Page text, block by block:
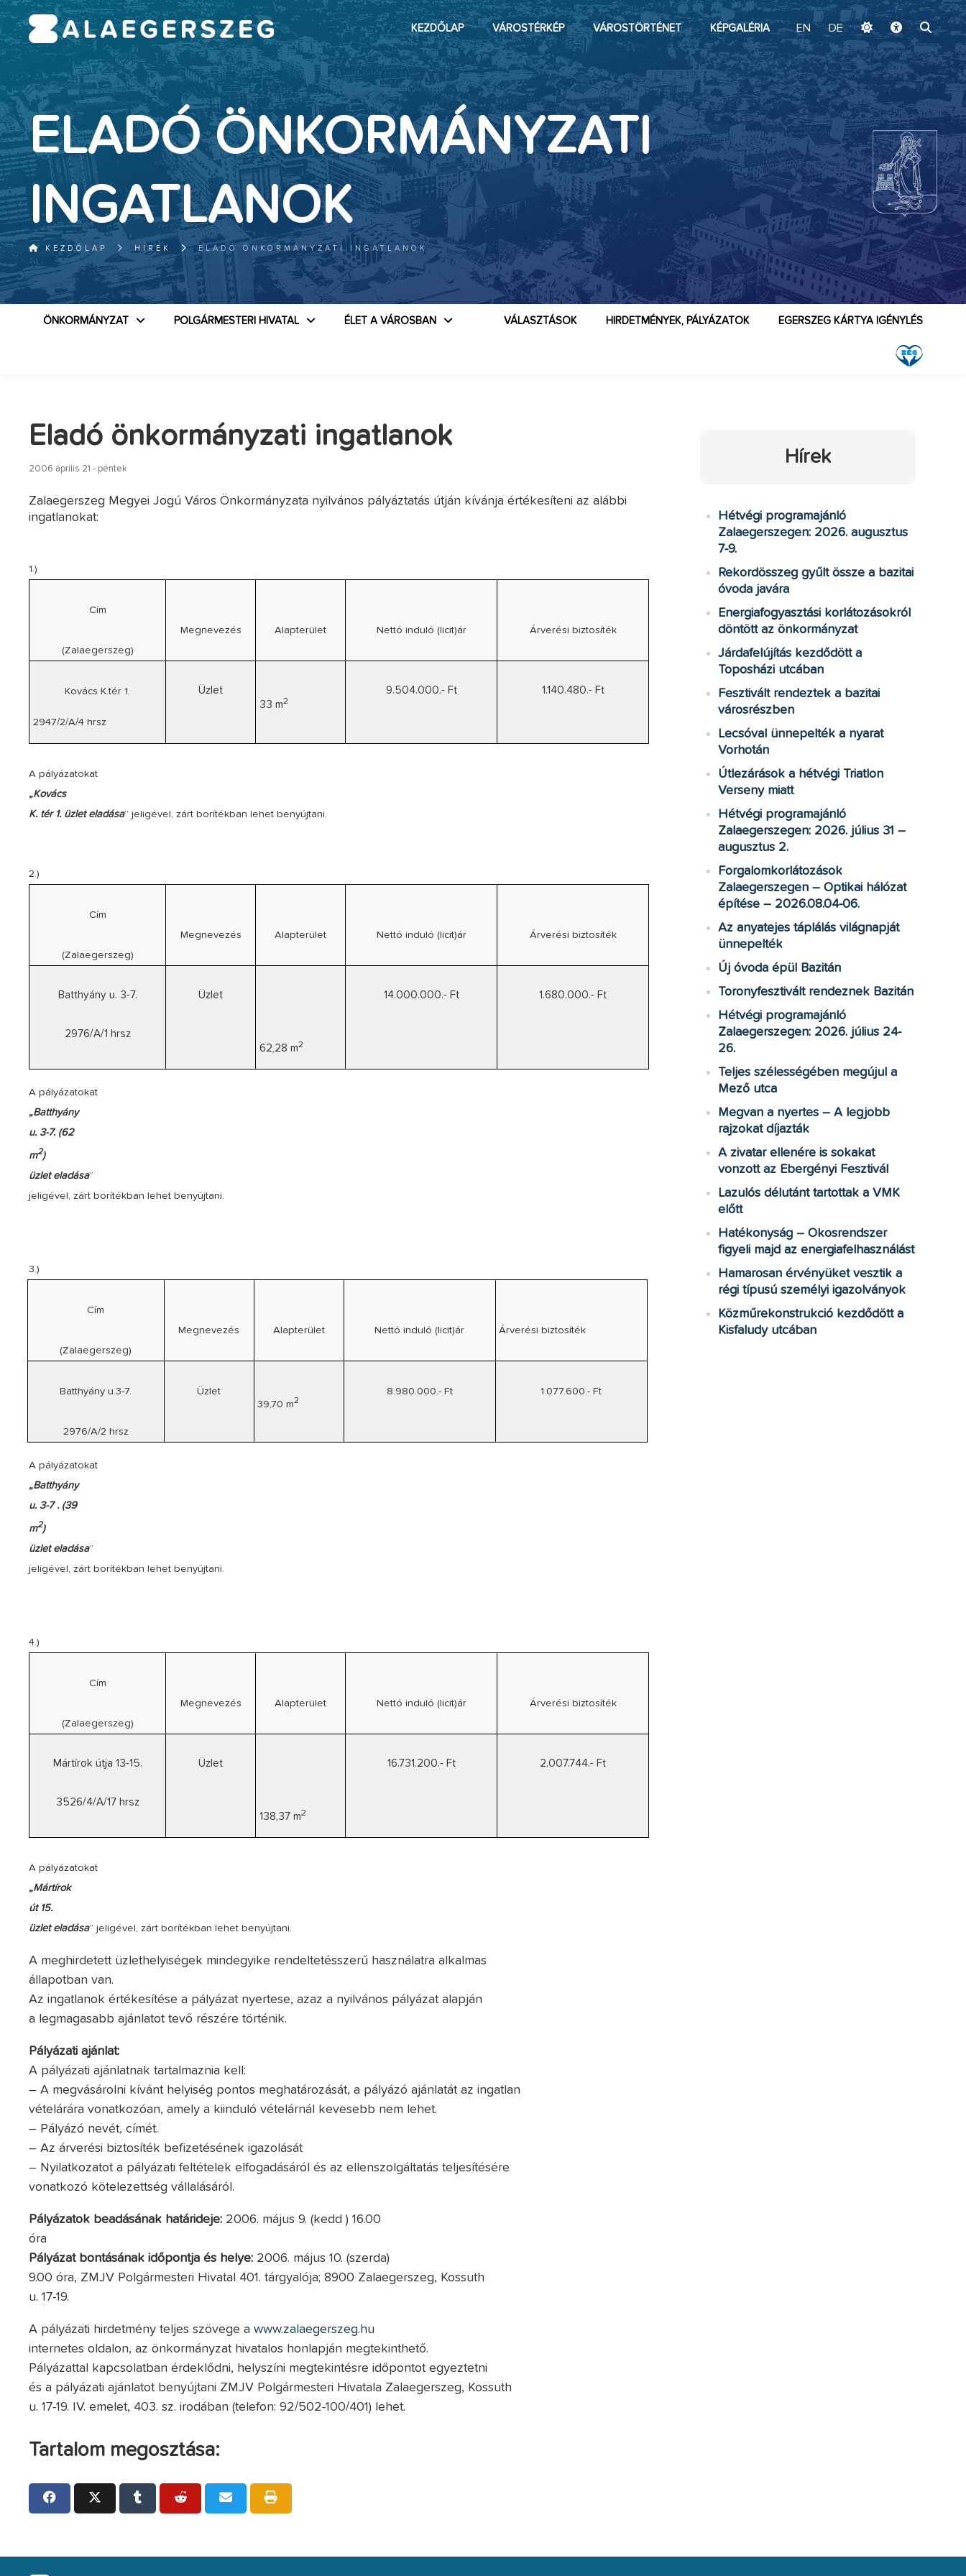
ugrás a fő tartalomhoz
KEZDŐLAP VÁROSTÉRKÉP VÁROSTÖRTÉNET KÉPGALÉRIA EN DE
ELADÓ ÖNKORMÁNYZATI
INGATLANOK
KEZDŐLAP HÍREK ELADÓ ÖNKORMÁNYZATI INGATLANOK
ÖNKORMÁNYZAT POLGÁRMESTERI HIVATAL ÉLET A VÁROSBAN EGERSZEG KÁRTYA IGÉNYLÉS
HIRDETMÉNYEK, PÁLYÁZATOK
VÁLASZTÁSOK
Eladó önkormányzati ingatlanok
2006 április 21 - péntek
Zalaegerszeg Megyei Jogú Város Önkormányzata nyilvános pályáztatás útján kívánja értékesíteni az alábbi
ingatlanokat:
1.)
Cím
(Zalaegerszeg)
Megnevezés Alapterület Nettó induló (licit)ár Árverési biztosíték
Kovács K.tér 1.
2947/2/A/4 hrsz
Üzlet
33 m2
9.504.000.- Ft 1.140.480.- Ft
A pályázatokat
„Kovács
K. tér 1. üzlet eladása” jeligével, zárt borítékban lehet benyújtani.
2.)
Cím
(Zalaegerszeg)
Megnevezés Alapterület Nettó induló (licit)ár Árverési biztosíték
Batthyány u. 3-7.
2976/A/1 hrsz
Üzlet
62,28 m2
14.000.000.- Ft 1.680.000.- Ft
A pályázatokat
„Batthyány
u. 3-7. (62
m2)
üzlet eladása”
jeligével, zárt borítékban lehet benyújtani.
3.)
Cím
(Zalaegerszeg)
Megnevezés Alapterület Nettó induló (licit)ár Árverési biztosíték
Batthyány u.3-7.
2976/A/2 hrsz
Üzlet
39,70 m2
8.980.000.- Ft 1.077.600.- Ft
A pályázatokat
„Batthyány
u. 3-7 . (39
m2)
üzlet eladása”
jeligével, zárt borítékban lehet benyújtani.
4.)
Cím
(Zalaegerszeg)
Megnevezés Alapterület Nettó induló (licit)ár Árverési biztosíték
Mártírok útja 13-15.
3526/4/A/17 hrsz
Üzlet
138,37 m2
16.731.200.- Ft 2.007.744.- Ft
A pályázatokat
„Mártírok
út 15.
üzlet eladása” jeligével, zárt borítékban lehet benyújtani.
A meghirdetett üzlethelyiségek mindegyike rendeltetésszerű használatra alkalmas
állapotban van.
Az ingatlanok értékesítése a pályázat nyertese, azaz a nyilvános pályázat alapján
a legmagasabb ajánlatot tevő részére történik.
Pályázati ajánlat:
A pályázati ajánlatnak tartalmaznia kell:
– A megvásárolni kívánt helyiség pontos meghatározását, a pályázó ajánlatát az ingatlan
vételárára vonatkozóan, amely a kiinduló vételárnál kevesebb nem lehet.
– Pályázó nevét, címét.
– Az árverési biztosíték befizetésének igazolását
– Nyilatkozatot a pályázati feltételek elfogadásáról és az ellenszolgáltatás teljesítésére
vonatkozó kötelezettség vállalásáról.
Pályázatok beadásának határideje: 2006. május 9. (kedd ) 16.00
óra
Pályázat bontásának időpontja és helye: 2006. május 10. (szerda)
9.00 óra, ZMJV Polgármesteri Hivatal 401. tárgyalója; 8900 Zalaegerszeg, Kossuth
u. 17-19.
A pályázati hirdetmény teljes szövege awww.zalaegerszeg.hu
internetes oldalon, az önkormányzat hivatalos honlapján megtekinthető.
Pályázattal kapcsolatban érdeklődni, helyszíni megtekintésre időpontot egyeztetni
és a pályázati ajánlatot benyújtani ZMJV Polgármesteri Hivatala Zalaegerszeg, Kossuth
u. 17-19. IV. emelet, 403. sz. irodában (telefon: 92/502-100/401) lehet.
Tartalom megosztása:
Hírek
Hétvégi programajánló
Zalaegerszegen: 2026. augusztus
7-9.
Rekordösszeg gyűlt össze a bazitai
óvoda javára
Energiafogyasztási korlátozásokról
döntött az önkormányzat
Járdafelújítás kezdődött a
Toposházi utcában
Fesztivált rendeztek a bazitai
városrészben
Lecsóval ünnepelték a nyarat
Vorhotán
Útlezárások a hétvégi Triatlon
Verseny miatt
Hétvégi programajánló
Zalaegerszegen: 2026. július 31 –
augusztus 2.
Forgalomkorlátozások
Zalaegerszegen – Optikai hálózat
építése – 2026.08.04-06.
Az anyatejes táplálás világnapját
ünnepelték
Új óvoda épül Bazitán
Toronyfesztivált rendeznek Bazitán
Hétvégi programajánló
Zalaegerszegen: 2026. július 24-
26.
Teljes szélességében megújul a
Mező utca
Megvan a nyertes – A legjobb
rajzokat díjazták
A zivatar ellenére is sokakat
vonzott az Ebergényi Fesztivál
Lazulós délutánt tartottak a VMK
előtt
Hatékonyság – Okosrendszer
figyeli majd az energiafelhasználást
Hamarosan érvényüket vesztik a
régi típusú személyi igazolványok
Közműrekonstrukció kezdődött a
Kisfaludy utcában